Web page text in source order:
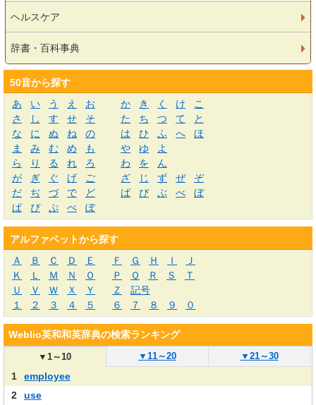
ヘルスケア
辞書・百科事典
50音から探す
あ
い う え お か き く け
こ
さ
し す せ そ た ち つ て
と
な
に ぬ ね の は ひ ふ へ
ほ
ま
み む め も や ゆ
よ
ら
り る れ ろ わ を
ん
が
ぎ ぐ げ ご ざ じ ず ぜ
ぞ
だ
ぢ づ で ど ば び ぶ べ
ぼ
ぱ
ぴ ぷ ぺ ぽ
アルファベットから探す
Ａ
Ｂ Ｃ Ｄ Ｅ Ｆ Ｇ Ｈ Ｉ
Ｊ
Ｋ
Ｌ Ｍ Ｎ Ｏ Ｐ Ｑ Ｒ Ｓ
Ｔ
Ｕ
Ｖ Ｗ Ｘ Ｙ Ｚ
記号
１
２ ３ ４ ５ ６ ７ ８ ９ ０
Weblio英和和英辞典の検索ランキング
▼1～10 ▼ 11～20 ▼ 21～30
1
employee
2
use